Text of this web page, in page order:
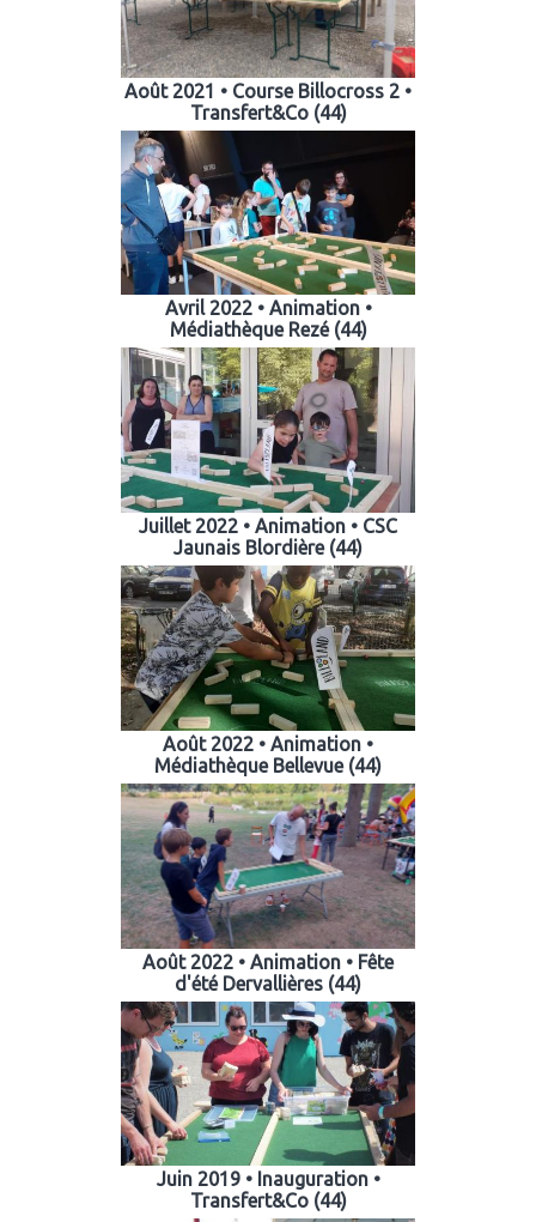
Août 2021 • Course Billocross 2 •
Transfert&Co (44)
Avril 2022 • Animation •
Médiathèque Rezé (44)
Juillet 2022 • Animation • CSC
Jaunais Blordière (44)
Août 2022 • Animation •
Médiathèque Bellevue (44)
Août 2022 • Animation • Fête
d'été Dervallières (44)
Juin 2019 • Inauguration •
Transfert&Co (44)